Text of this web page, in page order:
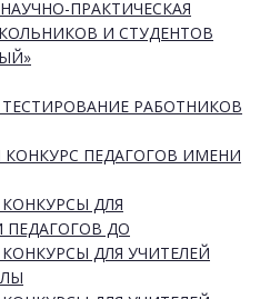
ПРАКТИЧЕСКАЯ
И СТУДЕНТОВ
РАБОТНИКОВ
ПЕДАГОГОВ ИМЕНИ
ДЛЯ
ПЕДАГОГОВ ДО
ДЛЯ УЧИТЕЛЕЙ